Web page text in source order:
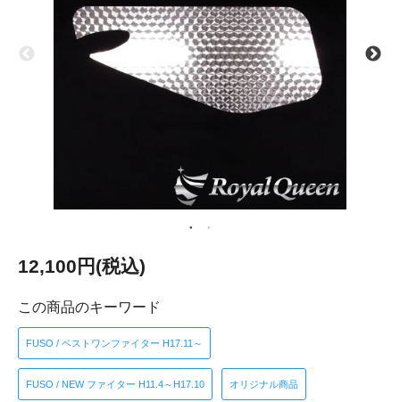
12,100円(税込)
この商品のキーワード
FUSO / ベストワンファイター H17.11～
FUSO / NEW ファイター H11.4～H17.10 オリジナル商品